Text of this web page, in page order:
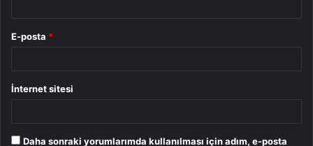
E-posta *
İnternet sitesi
Daha sonraki yorumlarımda kullanılması için adım, e-posta